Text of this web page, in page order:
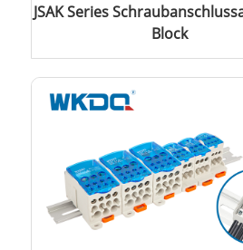
JSAK Series
Block